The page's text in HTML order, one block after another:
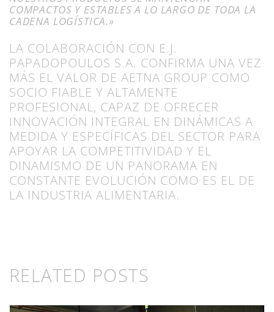
COMPACTOS Y ESTABLES A LO LARGO DE TODA LA
CADENA LOGÍSTICA.»
LA COLABORACIÓN CON E.J.
PAPADOPOULOS S.A. CONFIRMA UNA VEZ
MÁS EL VALOR DE AETNA GROUP COMO
SOCIO FIABLE Y ALTAMENTE
PROFESIONAL, CAPAZ DE OFRECER
INNOVACIÓN INTEGRAL EN DINÁMICAS A
MEDIDA Y ESPECÍFICAS DEL SECTOR PARA
APOYAR LA COMPETITIVIDAD Y EL
DINAMISMO DE UN PANORAMA EN
CONSTANTE EVOLUCIÓN COMO ES EL DE
LA INDUSTRIA ALIMENTARIA.
RELATED POSTS